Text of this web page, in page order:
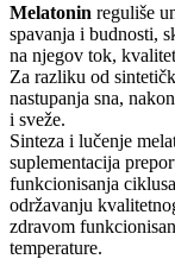
Melatonin reguliše
spavanja i budnosti,
na njegov tok,
Za razliku od
nastupanja sna,
i sveže.
Sinteza i lučenje
suplementacija
funkcionisanja
održavanju
zdravom
temperature.